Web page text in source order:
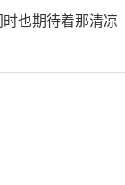
也期待着那清凉